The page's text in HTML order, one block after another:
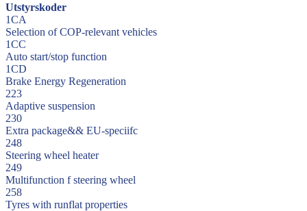
Utstyrskoder
1CA
Selection of COP-relevant vehicles
1CC
Auto start/stop function
1CD
Brake Energy Regeneration
223
Adaptive suspension
230
Extra package&& EU-speciifc
248
Steering wheel heater
249
Multifunction f steering wheel
258
Tyres with runflat properties